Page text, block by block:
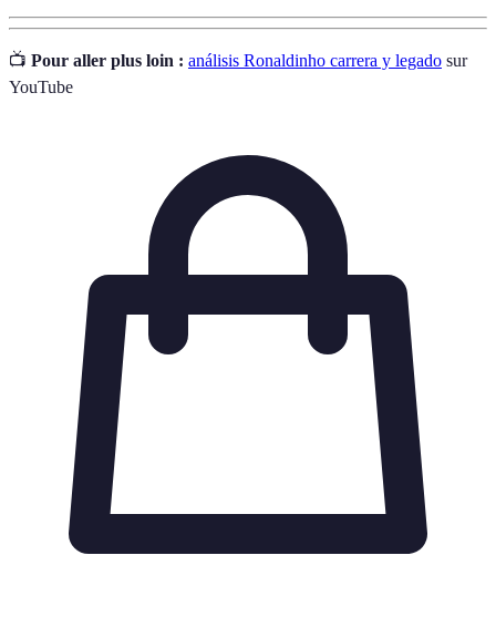
📺 Pour aller plus loin : análisis Ronaldinho carrera y legado sur
YouTube